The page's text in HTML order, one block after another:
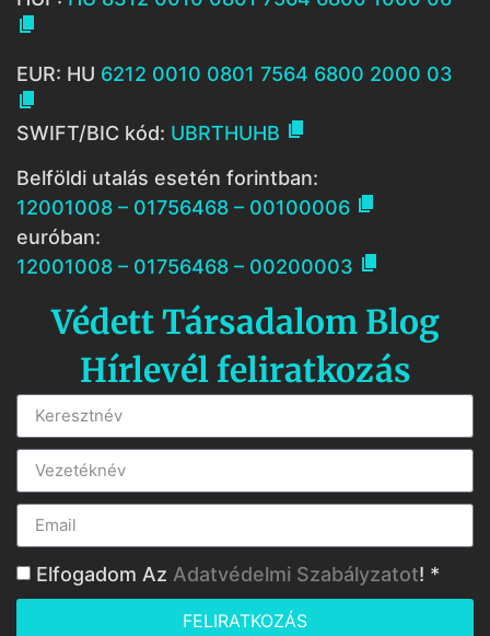

EUR: HU 6212 0010 0801 7564 6800 2000 03

SWIFT/BIC kód: UBRTHUHB 
Belföldi utalás esetén forintban:
12001008 – 01756468 – 00100006 
euróban:
12001008 – 01756468 – 00200003 
Védett Társadalom Blog
Hírlevél feliratkozás
Elfogadom Az Adatvédelmi Szabályzatot! *
FELIRATKOZÁS